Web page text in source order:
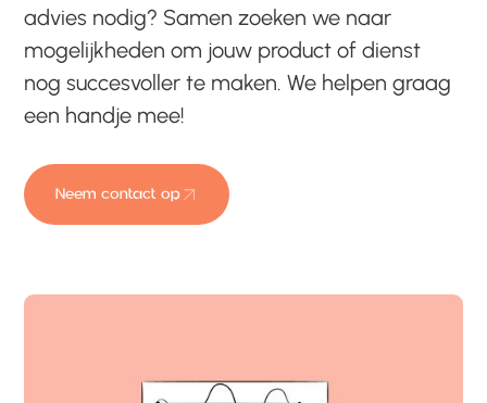
advies nodig? Samen zoeken we naar
mogelijkheden om jouw product of dienst
nog succesvoller te maken. We helpen graag
een handje mee!
Neem contact op